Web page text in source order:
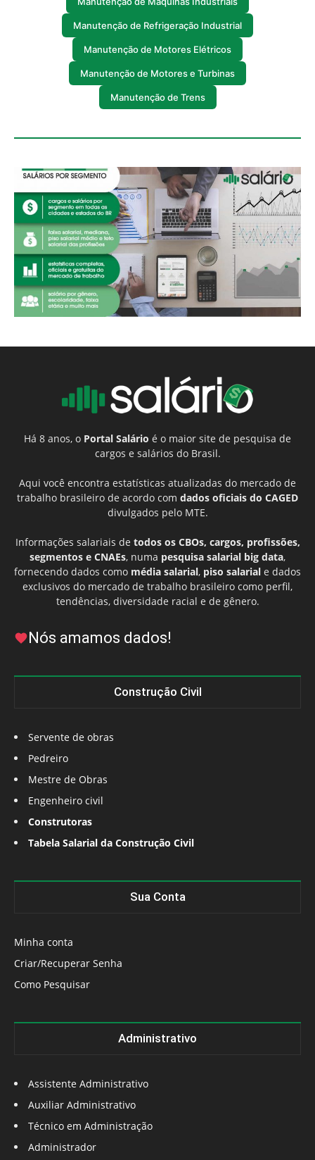
Manutenção de Refrigeração Industrial
Manutenção de Motores Elétricos
Manutenção de Motores e Turbinas
Manutenção de Trens
Há 8 anos, o Portal Salário é o maior site de pesquisa de
cargos e salários do Brasil.
Aqui você encontra estatísticas atualizadas do mercado de
trabalho brasileiro de acordo com dados oficiais do CAGED
divulgados pelo MTE.
Informações salariais de todos os CBOs, cargos, profissões,
segmentos e CNAEs, numa pesquisa salarial big data,
fornecendo dados como média salarial, piso salarial e dados
exclusivos do mercado de trabalho brasileiro como perfil,
tendências, diversidade racial e de gênero.
Nós amamos dados!
Construção Civil
Servente de obras
Pedreiro
Mestre de Obras
Engenheiro civil
Construtoras
Tabela Salarial da Construção Civil
Sua Conta
Minha conta
Criar/Recuperar Senha
Como Pesquisar
Administrativo
Assistente Administrativo
Auxiliar Administrativo
Técnico em Administração
Administrador